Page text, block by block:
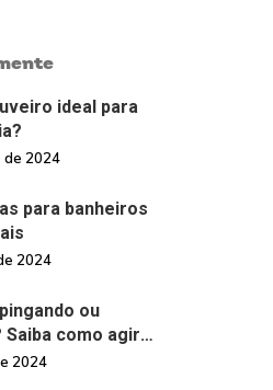
ideal para
de 2024
para banheiros
2024
ou
Saiba como agir
2024